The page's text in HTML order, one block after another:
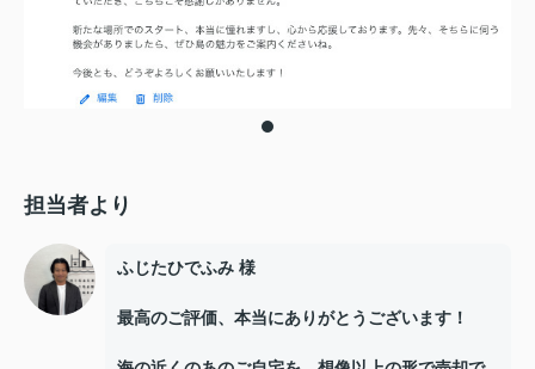
担当者より
ふじたひでふみ 様
最高のご評価、本当にありがとうございます！